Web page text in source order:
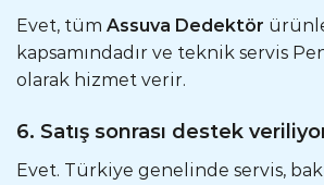
Evet, tüm Assuva Dedektör
kapsamındadır ve teknik servis
olarak hizmet verir.
6. Satış sonrası destek
Evet. Türkiye genelinde servis,